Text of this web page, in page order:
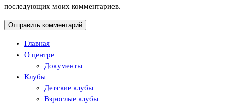
последующих моих комментариев.
Главная
О центре
Документы
Клубы
Детские клубы
Взрослые клубы